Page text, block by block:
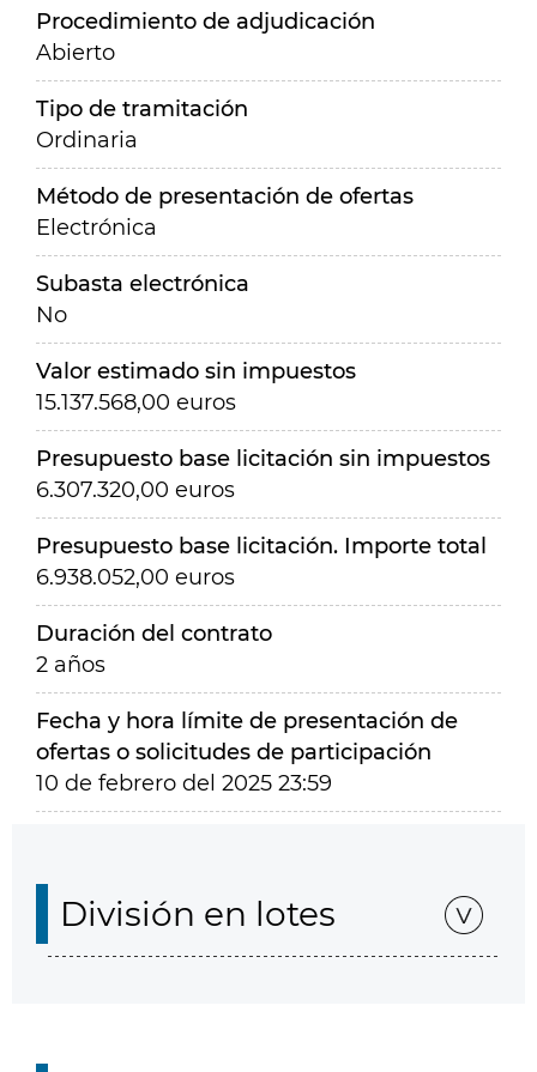
Procedimiento de adjudicación
Abierto
Tipo de tramitación
Ordinaria
Método de presentación de ofertas
Electrónica
Subasta electrónica
No
Valor estimado sin impuestos
15.137.568,00 euros
Presupuesto base licitación sin impuestos
6.307.320,00 euros
Presupuesto base licitación. Importe total
6.938.052,00 euros
Duración del contrato
2 años
Fecha y hora límite de presentación de
ofertas o solicitudes de participación
10 de febrero del 2025 23:59
División en lotes